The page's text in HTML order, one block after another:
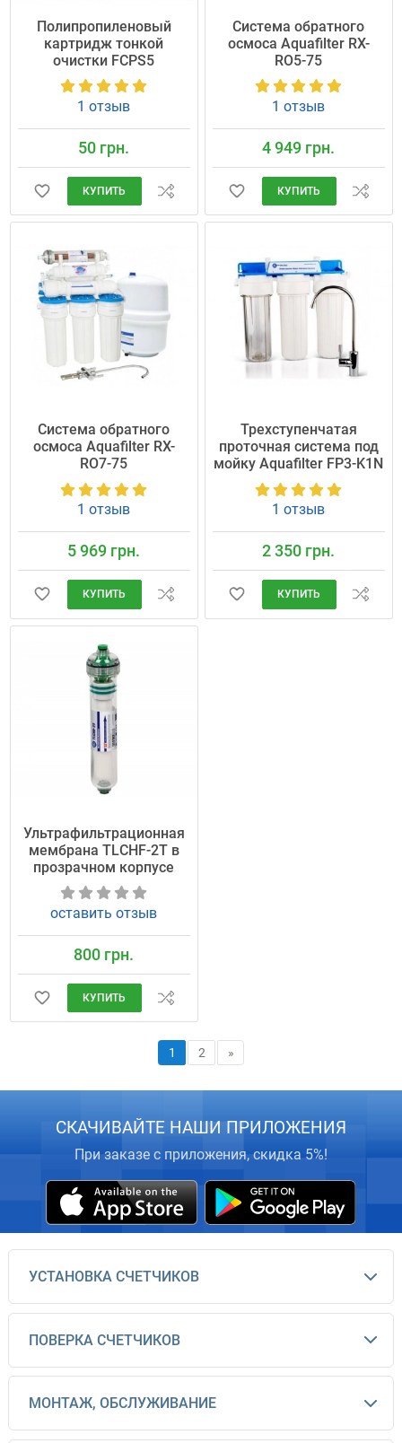
Полипропиленовый
картридж тонкой
очистки FCPS5
1 отзыв
50 грн.
КУПИТЬ
Система обратного
осмоса Aquafilter RX-
RO5-75
1 отзыв
4 949 грн.
КУПИТЬ
Система обратного
осмоса Aquafilter RX-
RO7-75
1 отзыв
5 969 грн.
КУПИТЬ
Трехступенчатая
проточная система под
мойку Aquafilter FP3-K1N
1 отзыв
2 350 грн.
КУПИТЬ
Ультрафильтрационная
мембрана TLCHF-2T в
прозрачном корпусе
оставить отзыв
800 грн.
КУПИТЬ
1 2 »
СКАЧИВАЙТЕ НАШИ ПРИЛОЖЕНИЯ
При заказе с приложения, скидка 5%!
УСТАНОВКА СЧЕТЧИКОВ
ПОВЕРКА СЧЕТЧИКОВ
МОНТАЖ, ОБСЛУЖИВАНИЕ